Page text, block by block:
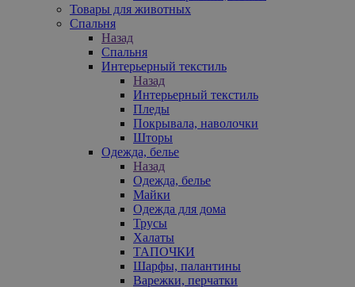
Товары для животных
Спальня
Назад
Спальня
Интерьерный текстиль
Назад
Интерьерный текстиль
Пледы
Покрывала, наволочки
Шторы
Одежда, белье
Назад
Одежда, белье
Майки
Одежда для дома
Трусы
Халаты
ТАПОЧКИ
Шарфы, палантины
Варежки, перчатки